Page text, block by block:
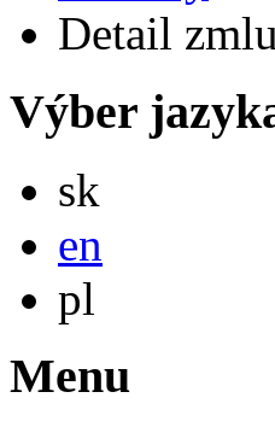
Detail
Výber
sk
en
pl
Menu